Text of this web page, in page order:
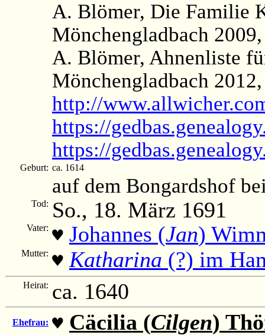
A. Blömer, Die Familie
Mönchengladbach
A. Blömer, Ahnenliste
Mönchengladbach
http://
https://
https://
Geburt: ca. 1614
auf dem Bongardshof
Tod: So., 18. März 1691
Vater: ♥ Johannes (Jan)
Mutter: ♥ Katharina (?) im
Heirat: ca. 1640
Ehefrau: ♥ Cäcilia (Cilgen)